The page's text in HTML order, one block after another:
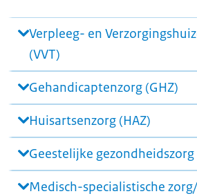
Verpleeg- en
(VVT)
Gehandicaptenzorg (GHZ)
Huisartsenzorg (HAZ)
Geestelijke gezondheidszorg
Medisch-specialistische